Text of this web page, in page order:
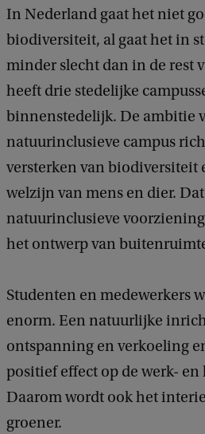
In Nederland gaat het niet
biodiversiteit, al gaat het in
minder slecht dan in de rest
heeft drie stedelijke
binnenstedelijk. De ambitie
natuurinclusieve campus
versterken van biodiversiteit
welzijn van mens en dier.
natuurinclusieve
het ontwerp van
Studenten en medewerkers
enorm. Een natuurlijke
ontspanning en verkoeling
positief effect op de werk- en
Daarom wordt ook het
groener.